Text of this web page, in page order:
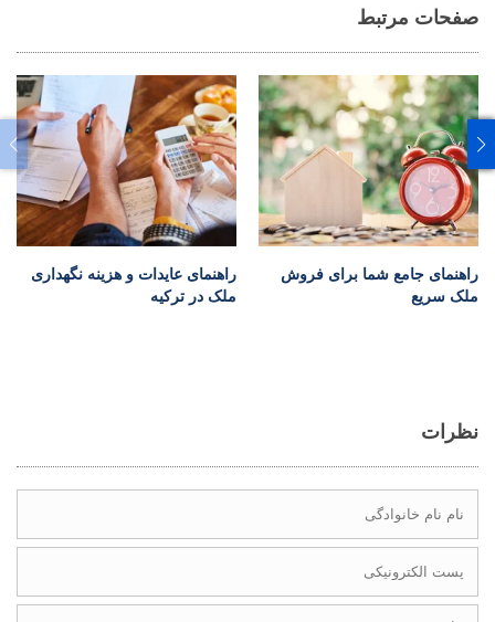
صفحات مرتبط
راهنمای جامع شما برای فروش
ملک سریع
راهنمای عایدات و هزینه نگهداری
ملک در ترکیه
نظرات